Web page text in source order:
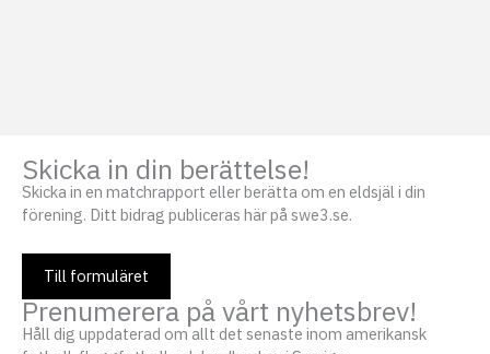
Skicka in din berättelse!
Skicka in en matchrapport eller berätta om en eldsjäl i din
förening. Ditt bidrag publiceras här på swe3.se.
Till formuläret
Prenumerera på vårt nyhetsbrev!
Håll dig uppdaterad om allt det senaste inom amerikansk